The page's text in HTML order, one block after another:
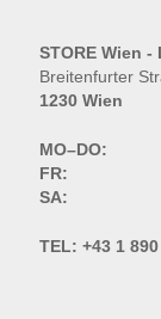
STORE Wien -
Breitenfurter
1230 Wien
MO–DO:
FR:
SA:
TEL: +43 1